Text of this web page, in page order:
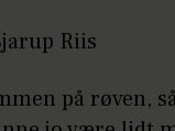
Riis
på røven,